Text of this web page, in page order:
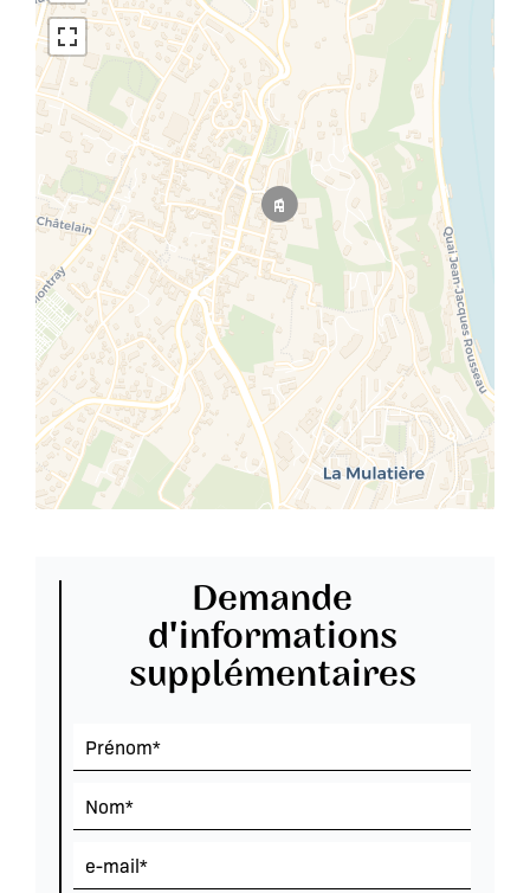
Demande
d'informations
supplémentaires